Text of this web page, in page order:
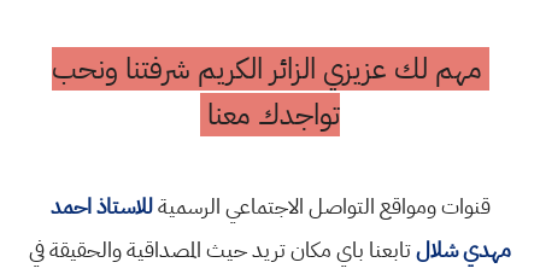
مهم لك عزيزي الزائر الكريم شرفتنا ونحب
تواجدك معنا
قنوات ومواقع التواصل الاجتماعي الرسميةللاستاذ احمد
مهدي شلالتابعنا باي مكان تريد حيث المصداقية والحقيقة في